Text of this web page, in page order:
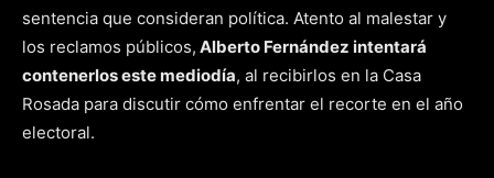
sentencia que consideran política. Atento al malestar y
los reclamos públicos, Alberto Fernández intentará
contenerlos este mediodía, al recibirlos en la Casa
Rosada para discutir cómo enfrentar el recorte en el año
electoral.